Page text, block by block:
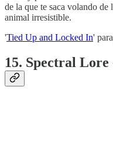
de la que te saca volando
animal irresistible.
'Tied Up and Locked In'
15. Spectral